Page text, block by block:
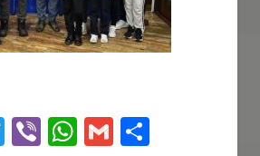
Twitter
ViberWhatsApp
Gmail